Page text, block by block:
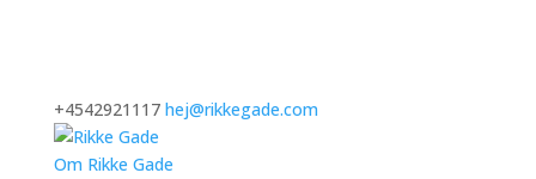
+4542921117 hej@rikkegade.com
Om Rikke Gade